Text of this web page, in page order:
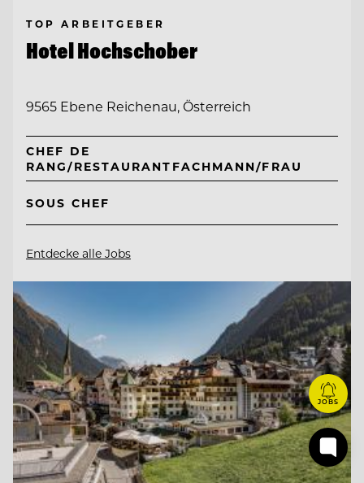
TOP ARBEITGEBER
Hotel Hochschober
9565 Ebene Reichenau, Österreich
CHEF DE
RANG/RESTAURANTFACHMANN/FRAU
SOUS CHEF
Entdecke alle Jobs
JOBS